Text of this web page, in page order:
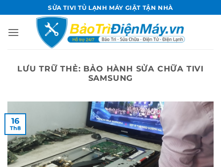
qua
nội
SỬA TIVI TỦ LẠNH MÁY GIẶT TẬN NHÀ
LƯU TRỮ THẺ: BẢO HÀNH SỬA CHỮA TIVI
SAMSUNG
16
Th8